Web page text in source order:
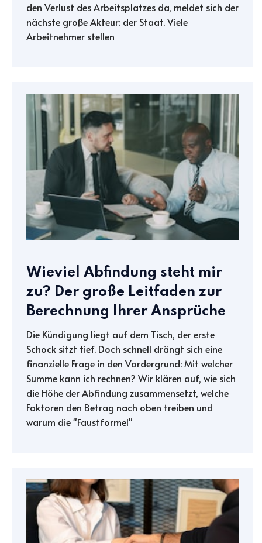
den Verlust des Arbeitsplatzes da, meldet sich der
nächste große Akteur: der Staat. Viele
Arbeitnehmer stellen
Wieviel Abfindung steht mir
zu? Der große Leitfaden zur
Berechnung Ihrer Ansprüche
Die Kündigung liegt auf dem Tisch, der erste
Schock sitzt tief. Doch schnell drängt sich eine
finanzielle Frage in den Vordergrund: Mit welcher
Summe kann ich rechnen? Wir klären auf, wie sich
die Höhe der Abfindung zusammensetzt, welche
Faktoren den Betrag nach oben treiben und
warum die "Faustformel"